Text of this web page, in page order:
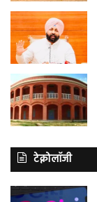
टेक्नोलॉजी